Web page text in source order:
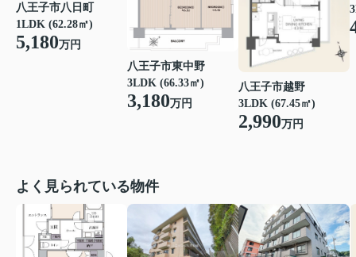
八王子市八日町
1LDK (62.28㎡)
5,180万円
八王子市東中野
3LDK (66.33㎡)
3,180万円
八王子市越野
3LDK (67.45㎡)
2,990万円
よく見られている物件